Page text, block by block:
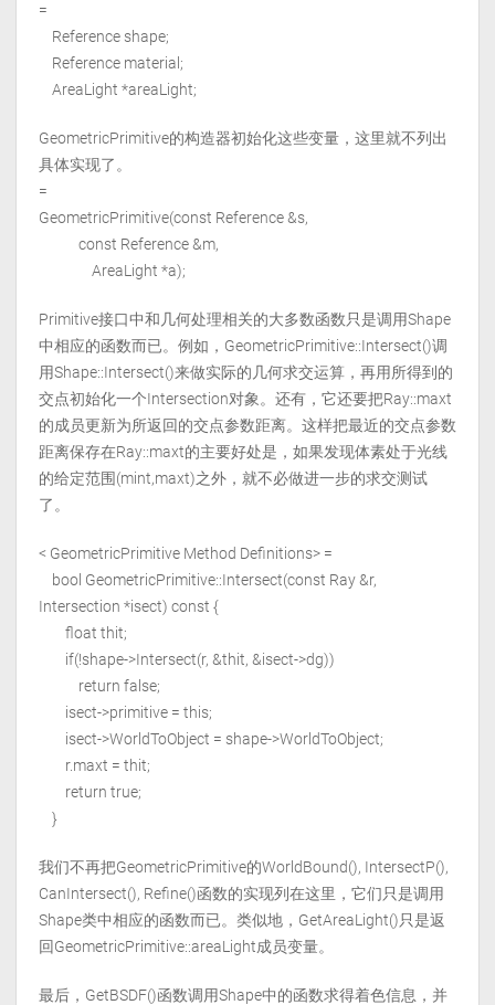
=
Reference shape;
Reference material;
AreaLight *areaLight;
GeometricPrimitive的构造器初始化这些变量，这里就不列出
具体实现了。
=
GeometricPrimitive(const Reference&s,
const Reference&m,
AreaLight *a);
Primitive接口中和几何处理相关的大多数函数只是调用Shape
中相应的函数而已。例如，GeometricPrimitive::Intersect()调
用Shape::Intersect()来做实际的几何求交运算，再用所得到的
交点初始化一个Intersection对象。还有，它还要把Ray::maxt
的成员更新为所返回的交点参数距离。这样把最近的交点参数
距离保存在Ray::maxt的主要好处是，如果发现体素处于光线
的给定范围(mint,maxt)之外，就不必做进一步的求交测试
了。
< GeometricPrimitive Method Definitions> =
bool GeometricPrimitive::Intersect(const Ray &r,
Intersection *isect) const {
float thit;
if(!shape->Intersect(r, &thit, &isect->dg))
return false;
isect->primitive = this;
isect->WorldToObject = shape->WorldToObject;
r.maxt = thit;
return true;
}
我们不再把GeometricPrimitive的WorldBound(), IntersectP(),
CanIntersect(), Refine()函数的实现列在这里，它们只是调用
Shape类中相应的函数而已。类似地，GetAreaLight()只是返
回GeometricPrimitive::areaLight成员变量。
最后，GetBSDF()函数调用Shape中的函数求得着色信息，并